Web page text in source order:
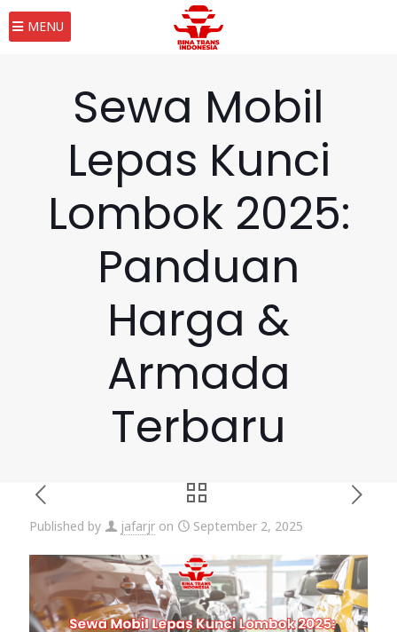
MENU
Sewa Mobil
Lepas Kunci
Lombok 2025:
Panduan
Harga &
Armada
Terbaru
Published by jafarjr on September 2, 2025